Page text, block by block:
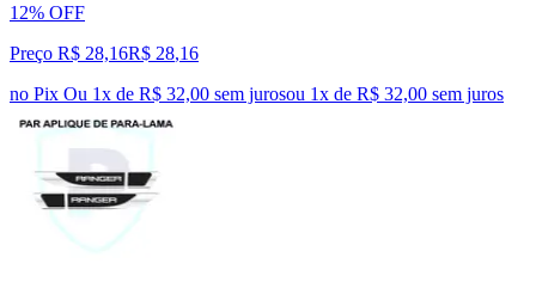
12% OFF
Preço R$ 28,16R$ 28,16
no Pix Ou 1x de R$ 32,00 sem jurosou 1x de R$ 32,00 sem juros